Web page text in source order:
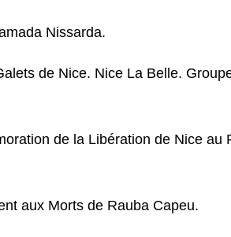
Nissarda.
de Nice. Nice La Belle.
de la Libération de Nice au
aux Morts de Rauba Capeu.